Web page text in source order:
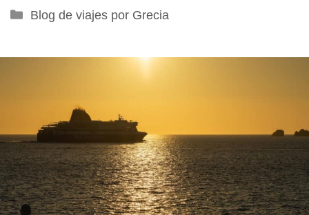
Categorías
Blog de viajes por Grecia